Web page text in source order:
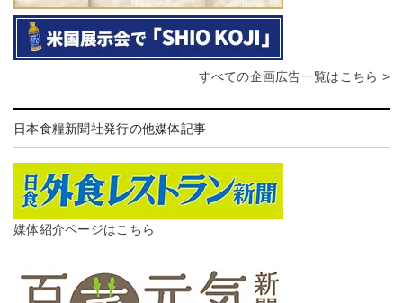
すべての企画広告一覧はこちら >
日本食糧新聞社発行の他媒体記事
媒体紹介ページはこちら